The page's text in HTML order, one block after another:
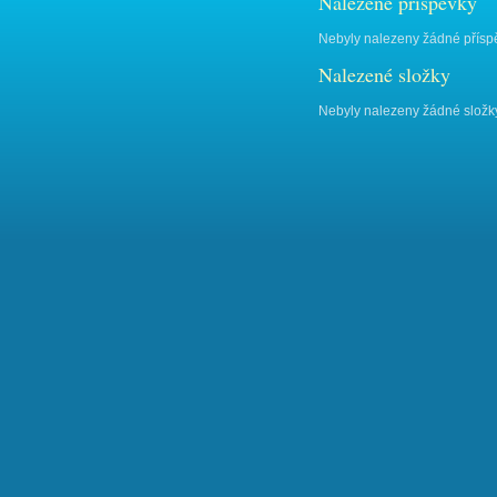
Nebyly nalezeny žádné
Nalezené složky
Nebyly nalezeny žádné